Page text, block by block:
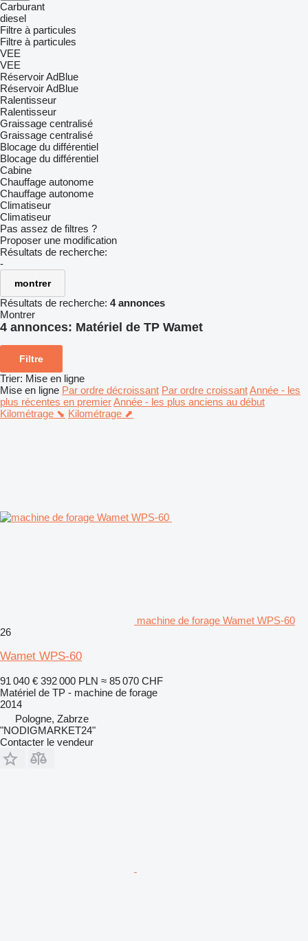
Carburant
diesel
Filtre à particules
Filtre à particules
VEE
VEE
Réservoir AdBlue
Réservoir AdBlue
Ralentisseur
Ralentisseur
Graissage centralisé
Graissage centralisé
Blocage du différentiel
Blocage du différentiel
Cabine
Chauffage autonome
Chauffage autonome
Climatiseur
Climatiseur
Pas assez de filtres ?
Proposer une modification
Résultats de recherche:
-
montrer
Résultats de recherche: 4 annonces
Montrer
4 annonces: Matériel de TP Wamet
Filtre
Trier: Mise en ligne
Mise en ligne Par ordre décroissant Par ordre croissantAnnée - les
plus récentes en premierAnnée - les plus anciens au début
Kilométrage ⬊ Kilométrage ⬈
machine de forage Wamet WPS-60
26
Wamet WPS-60
91 040 € 392 000 PLN ≈ 85 070 CHF
Matériel de TP - machine de forage
2014
Pologne, Zabrze
"NODIGMARKET24"
Contacter le vendeur